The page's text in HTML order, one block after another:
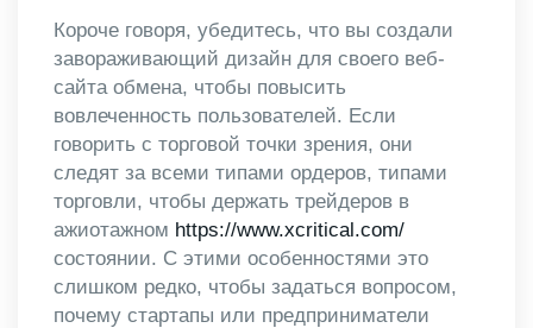
Короче говоря, убедитесь, что вы создали
завораживающий дизайн для своего веб-
сайта обмена, чтобы повысить
вовлеченность пользователей. Если
говорить с торговой точки зрения, они
следят за всеми типами ордеров, типами
торговли, чтобы держать трейдеров в
ажиотажном https://www.xcritical.com/
состоянии. С этими особенностями это
слишком редко, чтобы задаться вопросом,
почему стартапы или предприниматели